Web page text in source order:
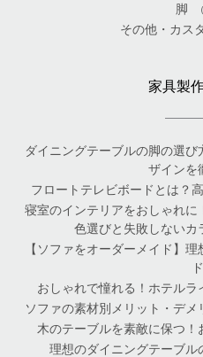
脚
その他・カス
家具製
ダイニングテーブルの脚の選
ザインを
フロートテレビボードとは？
寝室のインテリアをおしゃれ
色選びと失敗しないカ
【ソファをオーダーメイド】
ド
おしゃれで憧れる！ホテル
ソファの素材別メリット・デ
木のテーブルを素敵に保つ！
理想のダイニングテーブル